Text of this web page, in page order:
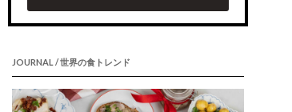
JOURNAL / 世界の食トレンド